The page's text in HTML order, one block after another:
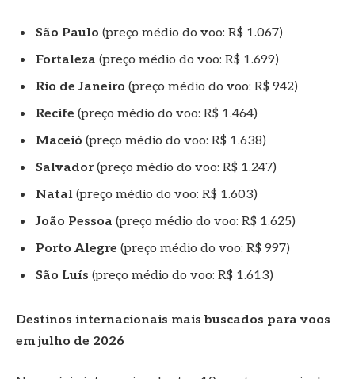
São Paulo (preço médio do voo: R$ 1.067)
Fortaleza (preço médio do voo: R$ 1.699)
Rio de Janeiro (preço médio do voo: R$ 942)
Recife (preço médio do voo: R$ 1.464)
Maceió (preço médio do voo: R$ 1.638)
Salvador(preço médio do voo: R$ 1.247)
Natal (preço médio do voo: R$ 1.603)
João Pessoa (preço médio do voo: R$ 1.625)
Porto Alegre (preço médio do voo: R$ 997)
São Luís (preço médio do voo: R$ 1.613)
Destinos internacionais mais buscados para voos
em julho de 2026